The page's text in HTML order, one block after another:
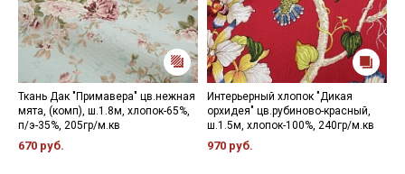
Ткань Дак "Примавера" цв.нежная
мята, (комп), ш.1.8м, хлопок-65%,
п/э-35%, 205гр/м.кв
670 руб.
Интерьерный хлопок "Дикая
орхидея" цв.рубиново-красный,
ш.1.5м, хлопок-100%, 240гр/м.кв
970 руб.